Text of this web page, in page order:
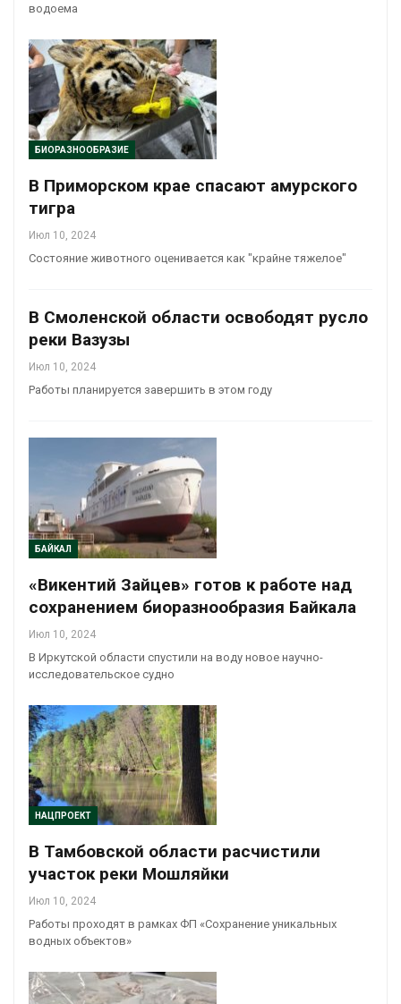
водоема
БИОРАЗНООБРАЗИЕ
В Приморском крае спасают амурского
тигра
Июл 10, 2024
Состояние животного оценивается как "крайне тяжелое"
В Смоленской области освободят русло
реки Вазузы
Июл 10, 2024
Работы планируется завершить в этом году
БАЙКАЛ
«Викентий Зайцев» готов к работе над
сохранением биоразнообразия Байкала
Июл 10, 2024
В Иркутской области спустили на воду новое научно-
исследовательское судно
НАЦПРОЕКТ
В Тамбовской области расчистили
участок реки Мошляйки
Июл 10, 2024
Работы проходят в рамках ФП «Сохранение уникальных
водных объектов»